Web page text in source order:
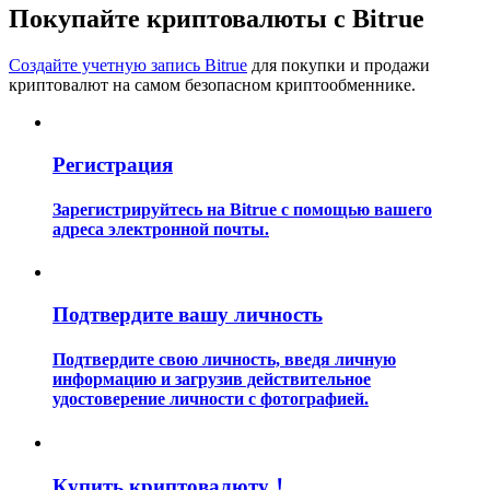
Гид
Руководство для начинающих по фьючерсам
Покупайте криптовалюты с Bitrue
Создайте учетную запись Bitrue для покупки и продажи
криптовалют на самом безопасном криптообменнике.
Регистрация
Зарегистрируйтесь на Bitrue с помощью вашего
адреса электронной почты.
Подтвердите вашу личность
Подтвердите свою личность, введя личную
информацию и загрузив действительное
удостоверение личности с фотографией.